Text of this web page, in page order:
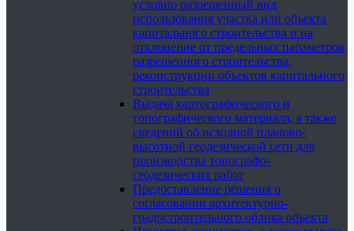
условно разрешенный вид
использования участка или объекта
капитального строительства и на
отклонение от предельных параметров
разрешенного строительства,
реконструкции объектов капитального
строительства
Выдача картографического и
топографического материала, а также
сведений об исходной планово-
высотной геодезической сети для
производства топографо-
геодезических работ
Предоставление решения о
согласовании архитектурно-
градостроительного облика объекта